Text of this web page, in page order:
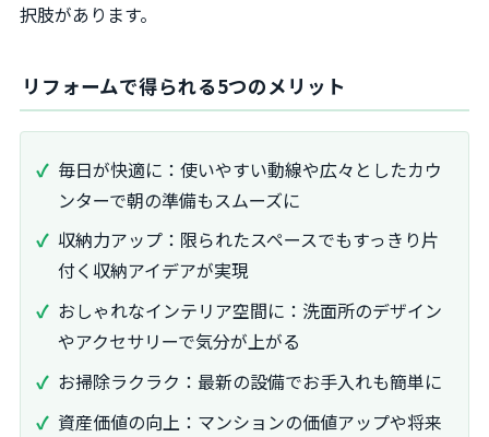
択肢があります。
リフォームで得られる5つのメリット
毎日が快適に：使いやすい動線や広々としたカウ
ンターで朝の準備もスムーズに
収納力アップ：限られたスペースでもすっきり片
付く収納アイデアが実現
おしゃれなインテリア空間に：洗面所のデザイン
やアクセサリーで気分が上がる
お掃除ラクラク：最新の設備でお手入れも簡単に
資産価値の向上：マンションの価値アップや将来